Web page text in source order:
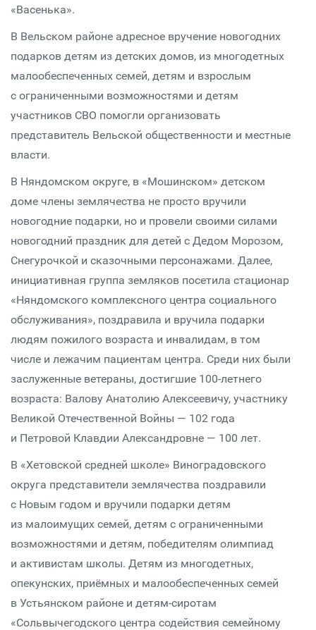
«Васенька».
В Вельском районе адресное вручение новогодних
подарков детям из детских домов, из многодетных
малообеспеченных семей, детям и взрослым
с ограниченными возможностями и детям
участников СВО помогли организовать
представитель Вельской общественности и местные
власти.
В Няндомском округе, в «Мошинском» детском
доме члены землячества не просто вручили
новогодние подарки, но и провели своими силами
новогодний праздник для детей с Дедом Морозом,
Снегурочкой и сказочными персонажами. Далее,
инициативная группа земляков посетила стационар
«Няндомского комплексного центра социального
обслуживания», поздравила и вручила подарки
людям пожилого возраста и инвалидам, в том
числе и лежачим пациентам центра. Среди них были
заслуженные ветераны, достигшие 100-летнего
возраста: Валову Анатолию Алексеевичу, участнику
Великой Отечественной Войны — 102 года
и Петровой Клавдии Александровне — 100 лет.
В «Хетовской средней школе» Виноградовского
округа представители землячества поздравили
с Новым годом и вручили подарки детям
из малоимущих семей, детям с ограниченными
возможностями и детям, победителям олимпиад
и активистам школы. Детям из многодетных,
опекунских, приёмных и малообеспеченных семей
в Устьянском районе и детям-сиротам
«Сольвычегодского центра содействия семейному